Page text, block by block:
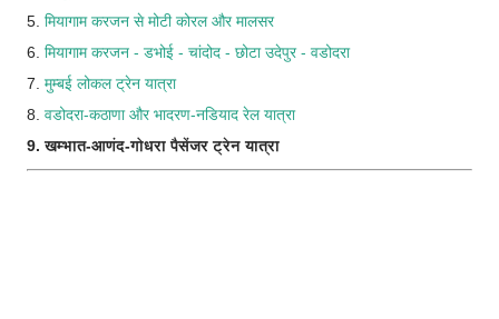
5. मियागाम करजन से मोटी कोरल और मालसर
6. मियागाम करजन - डभोई - चांदोद - छोटा उदेपुर - वडोदरा
7. मुम्बई लोकल ट्रेन यात्रा
8. वडोदरा-कठाणा और भादरण-नडियाद रेल यात्रा
9. खम्भात-आणंद-गोधरा पैसेंजर ट्रेन यात्रा